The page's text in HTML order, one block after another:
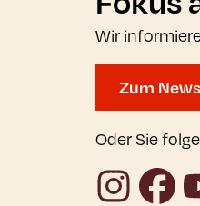
Wir
Zum
Oder Sie
Instagram